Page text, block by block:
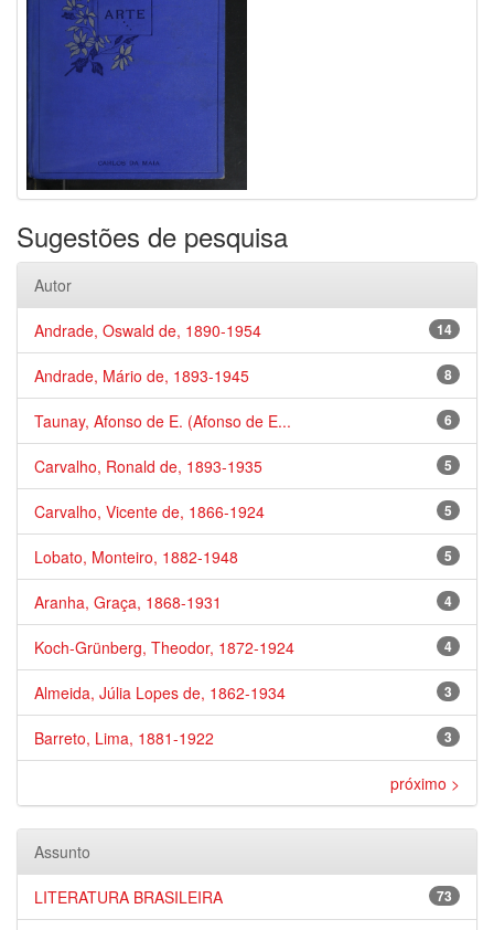
Sugestões de pesquisa
Autor
14
Andrade, Oswald de, 1890-1954
8
Andrade, Mário de, 1893-1945
6
Taunay, Afonso de E. (Afonso de E...
5
Carvalho, Ronald de, 1893-1935
5
Carvalho, Vicente de, 1866-1924
5
Lobato, Monteiro, 1882-1948
4
Aranha, Graça, 1868-1931
4
Koch-Grünberg, Theodor, 1872-1924
3
Almeida, Júlia Lopes de, 1862-1934
3
Barreto, Lima, 1881-1922
próximo >
Assunto
73
LITERATURA BRASILEIRA